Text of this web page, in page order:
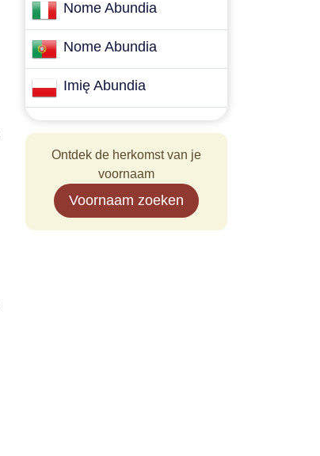
Nome Abundia
Nome Abundia
Imię Abundia
Ontdek de herkomst van je
voornaam
Voornaam zoeken